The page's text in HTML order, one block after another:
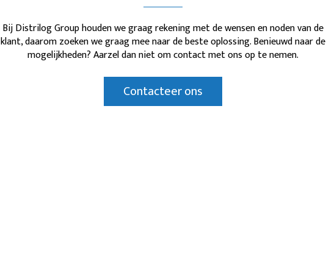
Bij Distrilog Group houden we graag rekening met de wensen en noden van de
klant, daarom zoeken we graag mee naar de beste oplossing. Benieuwd naar de
mogelijkheden? Aarzel dan niet om contact met ons op te nemen.
Contacteer ons